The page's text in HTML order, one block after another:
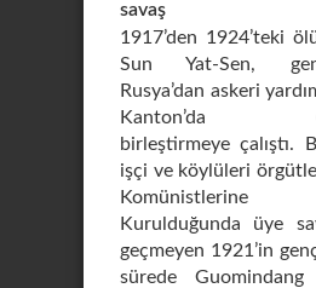
savaş
1917’den 1924’teki
Sun Yat-Sen,
Rusya’dan askeri
Kanton’da
birleştirmeye çalıştı.
işçi ve köylüleri
Komünistlerine
Kurulduğunda üye
geçmeyen 1921’in
sürede